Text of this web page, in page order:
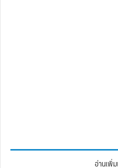
อ่านเพิ่